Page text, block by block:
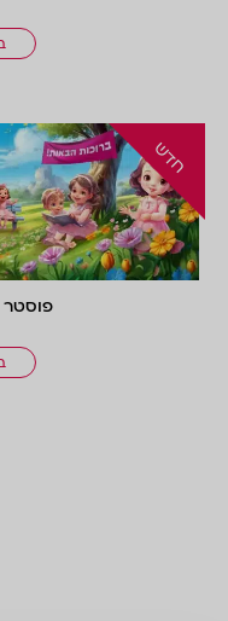
פוסטר